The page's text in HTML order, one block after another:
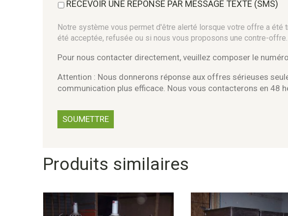
RECEVOIR UNE RÉPONSE PAR MESSAGE TEXTE (SMS)
Notre système vous permet d'être alerté lorsque votre offre a été
été acceptée, refusée ou si nous vous proposons une contre-offre.
Pour nous contacter directement, veuillez composer le
Attention : Nous donnerons réponse aux offres sérieuses
communication plus efficace. Nous vous contacterons en 48
Produits similaires